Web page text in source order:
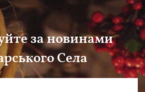
за новинами
Села